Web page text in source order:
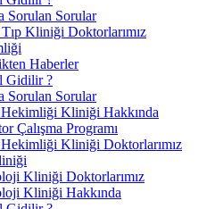
Sorulan Sorular
Kliniği Doktorlarımız
Haberler
Gidilir ?
Sorulan Sorular
Kliniği Hakkında
Çalışma Programı
Kliniği Doktorlarımız
Kliniği Doktorlarımız
Kliniği Hakkında